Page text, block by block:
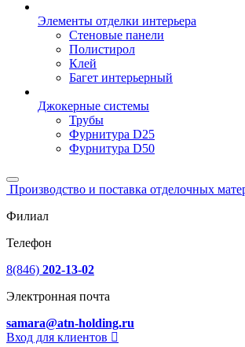
Элементы отделки интерьера
Стеновые панели
Полистирол
Клей
Багет интерьерный
Джокерные системы
Трубы
Фурнитура D25
Фурнитура D50
Производство и поставка отделочных
Филиал
Телефон
8(846) 202-13-02
Электронная почта
samara@atn-holding.ru
Вход для клиентов